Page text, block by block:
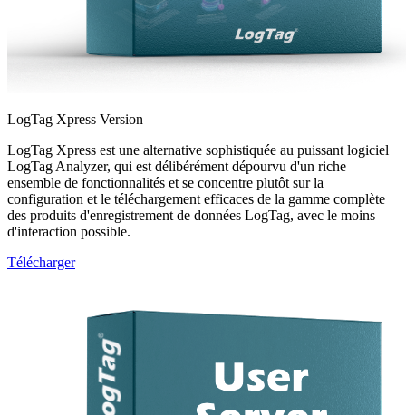
LogTag Xpress Version
LogTag Xpress est une alternative sophistiquée au puissant logiciel
LogTag Analyzer, qui est délibérément dépourvu d'un riche
ensemble de fonctionnalités et se concentre plutôt sur la
configuration et le téléchargement efficaces de la gamme complète
des produits d'enregistrement de données LogTag, avec le moins
d'interaction possible.
Télécharger